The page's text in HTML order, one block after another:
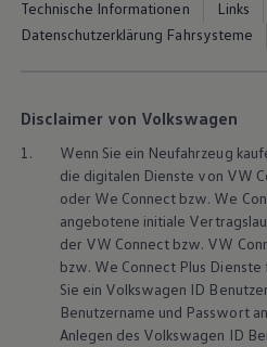
Volkswagen Blog
Technische Informationen
Links
Datenschutzerklärung Fahrsysteme
Disclaimer von Volkswagen
1.
Wenn Sie ein Neufahrzeug
die digitalen Dienste von VW
oder We Connect bzw. We
angebotene initiale
der VW Connect bzw. VW
bzw. We Connect Plus
Sie ein Volkswagen ID
Benutzername und Passwort
Anlegen des Volkswagen ID